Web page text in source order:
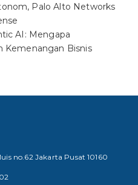
Palo Alto Networks
AI: Mengapa
Kemenangan Bisnis
no.62 Jakarta Pusat 10160